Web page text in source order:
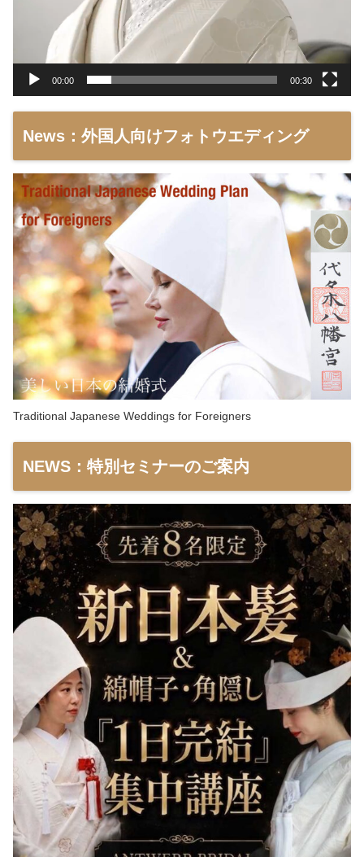
00:00 00:30
News：外国人向けフォトウエディング
Traditional Japanese Weddings for Foreigners
NEWS：特別セミナーのご案内